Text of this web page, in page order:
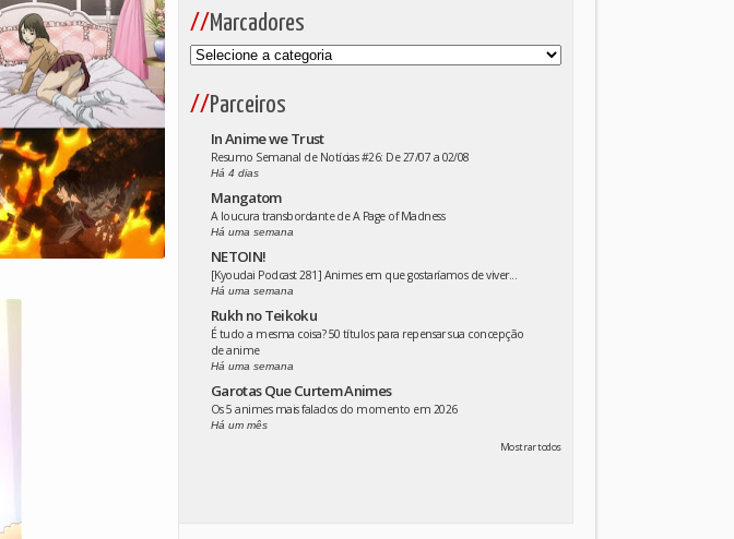
Marcadores
Parceiros
In Anime we Trust
Resumo Semanal de Notícias #26: De 27/07 a 02/08
Há 4 dias
Mangatom
A loucura transbordante de A Page of Madness
Há uma semana
NETOIN!
[Kyoudai Podcast 281] Animes em que gostaríamos de viver...
Há uma semana
Rukh no Teikoku
É tudo a mesma coisa? 50 títulos para repensar sua concepção
de anime
Há uma semana
Garotas Que Curtem Animes
Os 5 animes mais falados do momento em 2026
Há um mês
Mostrar todos